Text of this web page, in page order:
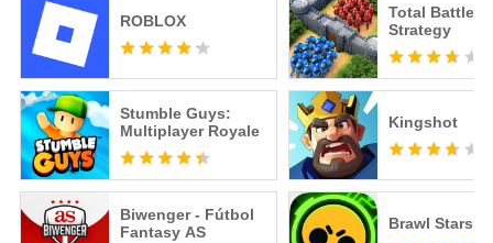
ROBLOX
Total Battle:
Strategy
Stumble Guys:
Multiplayer Royale
Kingshot
Biwenger - Fútbol
Fantasy AS
Brawl Stars